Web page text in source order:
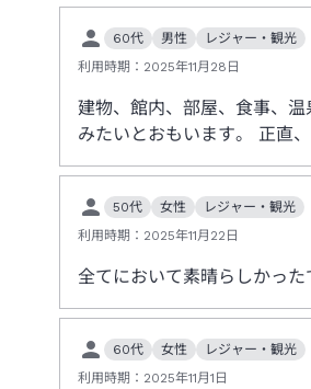
60代 男性
レジャー・観光
利用時期： 2025年11月28日
建物、館内、部屋、食事、
みたいとおもいます。 正直
50代 女性
レジャー・観光
利用時期： 2025年11月22日
全てにおいて素晴らしかっ
60代 女性
レジャー・観光
利用時期： 2025年11月1日